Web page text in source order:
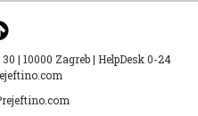
| 10000 Zagreb| HelpDesk 0-24